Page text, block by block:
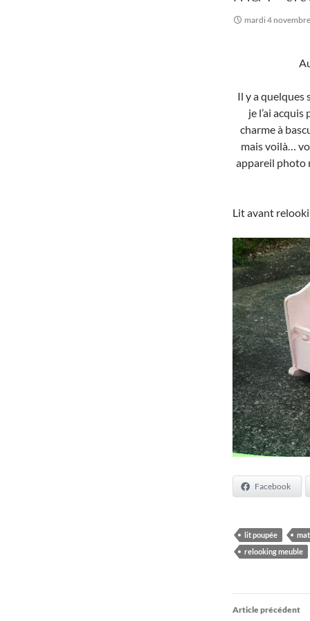
mardi 4
Il y a quelques
je l’ai
charme à
mais voilà…
appareil photo
Lit avant
Facebook
lit poupée
relooking meuble
Article précédent